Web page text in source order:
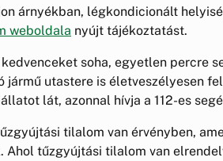
árnyékban, légkondicionált
weboldala nyújt tájékoztatást.
soha, egyetlen percre
jármű utastere is életveszélyesen
lát, azonnal hívja a 112-es
tilalom van érvényben,
Ahol tűzgyújtási tilalom van